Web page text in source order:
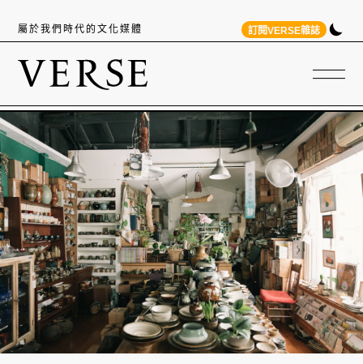
屬於我們時代的文化媒體 訂閱VERSE雜誌